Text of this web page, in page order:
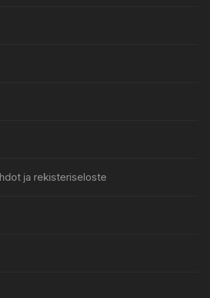
ja rekisteriseloste